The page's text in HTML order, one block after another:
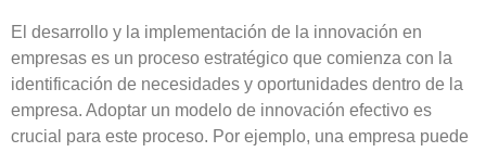
El desarrollo y la implementación de la innovación en
empresas es un proceso estratégico que comienza con la
identificación de necesidades y oportunidades dentro de la
empresa. Adoptar un modelo de innovación efectivo es
crucial para este proceso. Por ejemplo, una empresa puede